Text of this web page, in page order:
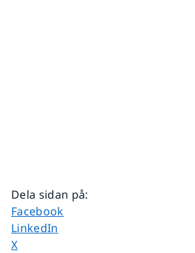
Dela sidan på:
Dela sidan på
Facebook
Dela sidan på
LinkedIn
Dela sidan på
X